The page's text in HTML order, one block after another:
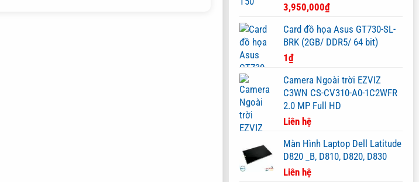
Được xếp
hạng 5.00
5 sao
3,950,000₫
Card đồ họa Asus GT730-SL-
BRK (2GB/ DDR5/ 64 bit)
1₫
Camera Ngoài trời EZVIZ
C3WN CS-CV310-A0-1C2WFR
2.0 MP Full HD
Liên hệ
Màn Hình Laptop Dell Latitude
D820 _B, D810, D820, D830
Liên hệ